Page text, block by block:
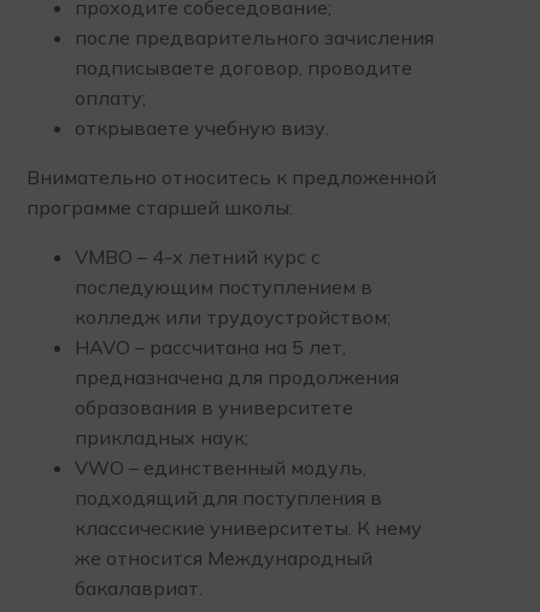
проходите собеседование;
после предварительного зачисления
подписываете договор, проводите
оплату;
открываете учебную визу.
Внимательно относитесь к предложенной
программе старшей школы:
VMBO – 4-х летний курс с
последующим поступлением в
колледж или трудоустройством;
HAVO – рассчитана на 5 лет,
предназначена для продолжения
образования в университете
прикладных наук;
VWO – единственный модуль,
подходящий для поступления в
классические университеты. К нему
же относится Международный
бакалавриат.